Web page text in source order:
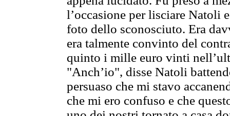
l’occasione per lisciare Natoli
foto dello sconosciuto. Era
era talmente convinto del
quinto i mille euro vinti
"Anch’io", disse Natoli
persuaso che mi stavo
che mi ero confuso e che